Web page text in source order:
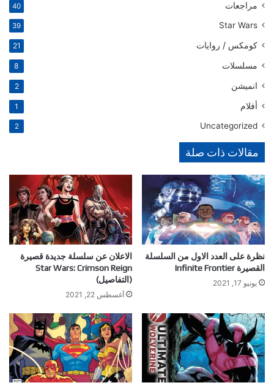
مراجعات 40
Star Wars
39
كومكس / روايات 21
مسلسلات 8
انميشن 2
أفلام 1
Uncategorized
2
مقالات ذات صلة
نظرة على العدد الاول من السلسلة
القصيرة Infinite Frontier
يونيو 17, 2021
الاعلان عن سلسلة جديدة قصيرة
Star Wars: Crimson Reign
(التفاصيل)
أغسطس 22, 2021